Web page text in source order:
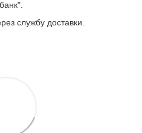
службу доставки.